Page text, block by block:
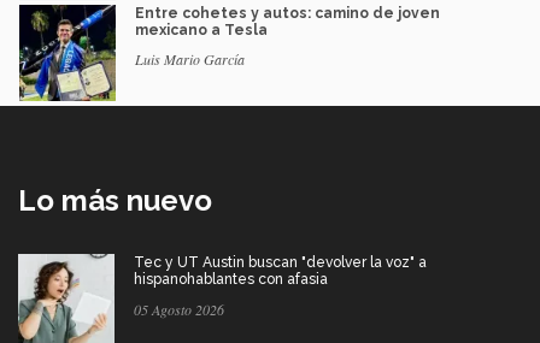
Entre cohetes y autos: camino de joven
mexicano a Tesla
Luis Mario García
Lo más nuevo
Tec y UT Austin buscan "devolver la voz" a
hispanohablantes con afasia
05 Agosto 2026